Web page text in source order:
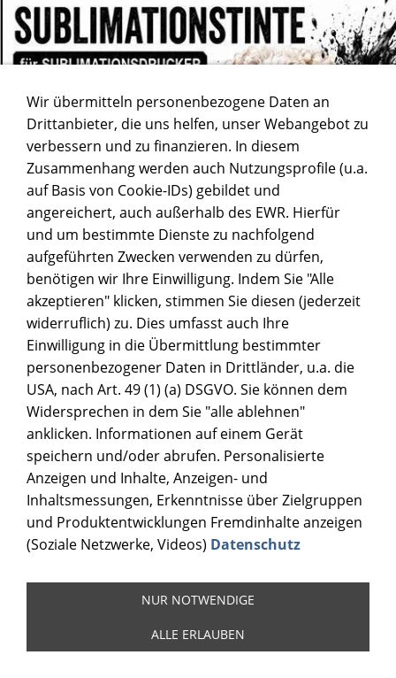
Wir übermitteln personenbezogene Daten an
Drittanbieter, die uns helfen, unser Webangebot zu
verbessern und zu finanzieren. In diesem
Zusammenhang werden auch Nutzungsprofile (u.a.
auf Basis von Cookie-IDs) gebildet und
angereichert, auch außerhalb des EWR. Hierfür
und um bestimmte Dienste zu nachfolgend
aufgeführten Zwecken verwenden zu dürfen,
benötigen wir Ihre Einwilligung. Indem Sie "Alle
akzeptieren" klicken, stimmen Sie diesen (jederzeit
widerruflich) zu. Dies umfasst auch Ihre
Einwilligung in die Übermittlung bestimmter
personenbezogener Daten in Drittländer, u.a. die
USA, nach Art. 49 (1) (a) DSGVO. Sie können dem
Widersprechen in dem Sie "alle ablehnen"
anklicken. Informationen auf einem Gerät
speichern und/oder abrufen. Personalisierte
Anzeigen und Inhalte, Anzeigen- und
Inhaltsmessungen, Erkenntnisse über Zielgruppen
und Produktentwicklungen Fremdinhalte anzeigen
(Soziale Netzwerke, Videos) Datenschutz
NUR NOTWENDIGE
ALLE ERLAUBEN